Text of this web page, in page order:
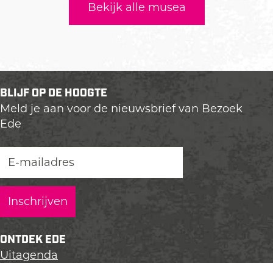
Bekijk alle musea
BLIJF OP DE HOOGTE
Meld je aan voor de nieuwsbrief van Bezoek
Ede
ONTDEK EDE
Uitagenda